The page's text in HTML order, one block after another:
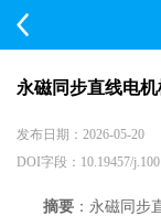
永磁同步直线电
发布日期：2026-05-
DOI字段：10.19457/
摘要 ：永磁同步